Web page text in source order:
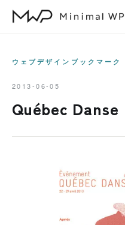
ウェブデザインブックマーク
2013-06-05
Québec Danse